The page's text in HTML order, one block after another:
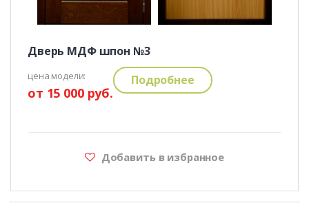
Дверь МДФ шпон №3
цена модели:
от 15 000 руб.
Подробнее
Добавить в избранное